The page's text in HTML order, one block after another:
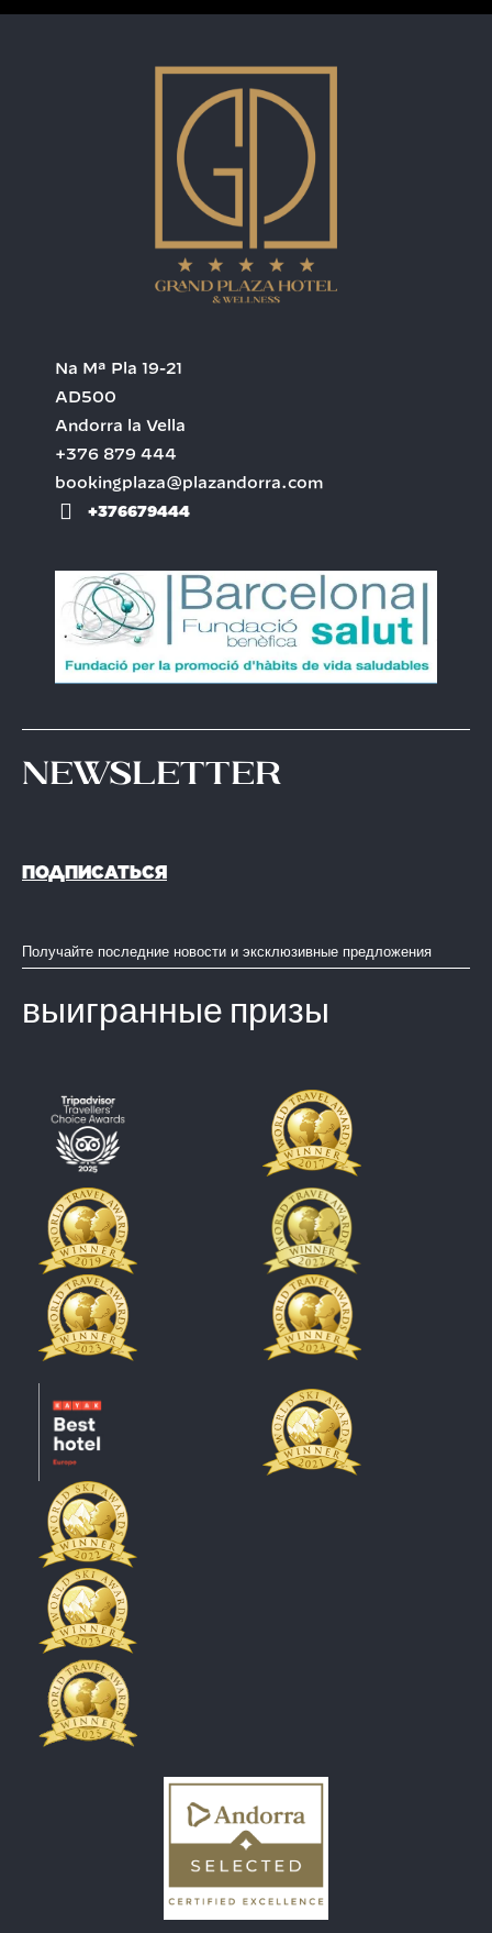
Na Mª Pla 19-21
AD500
Andorra la Vella
+376 879 444
bookingplaza@plazandorra.com
+376679444
Newsletter
ПОДПИСАТЬСЯ
Получайте последние новости и эксклюзивные предложения
выигранные призы